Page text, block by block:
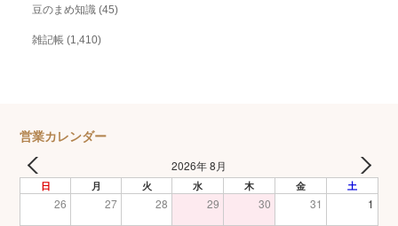
豆のまめ知識 (45)
雑記帳 (1,410)
営業カレンダー
2026年 8月
日 月 火 水 木 金 土
26 27 28 29 30 31 1